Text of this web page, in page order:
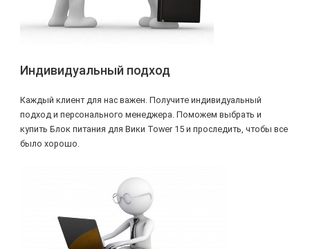
Индивидуальный подход
Каждый клиент для нас важен. Получите индивидуальный
подход и персонального менеджера. Поможем выбрать и
купить Блок питания для Вики Tower 15 и проследить, чтобы все
было хорошо.